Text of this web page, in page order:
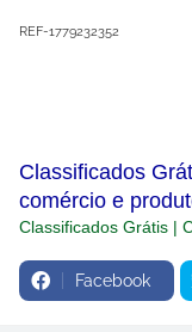
REF-1779232352
Classificados
comércio e
Classificados Grátis |
Facebook